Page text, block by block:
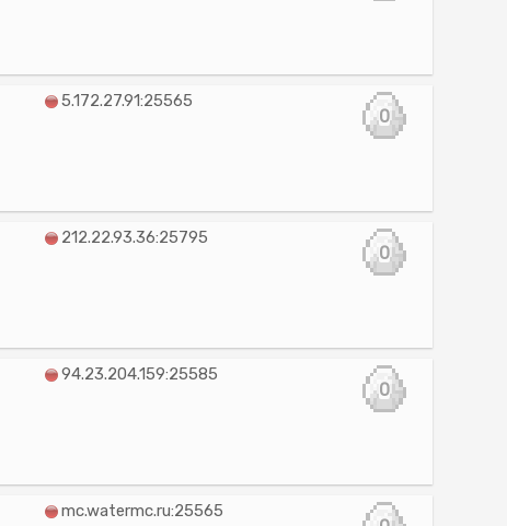
5.172.27.91:25565
0
212.22.93.36:25795
0
94.23.204.159:25585
0
mc.watermc.ru:25565